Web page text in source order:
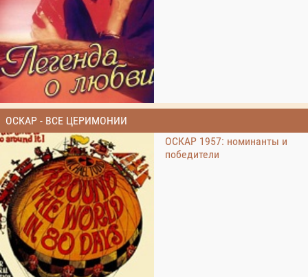
ОСКАР - ВСЕ ЦЕРИМОНИИ
ОСКАР 1957: номинанты и
победители